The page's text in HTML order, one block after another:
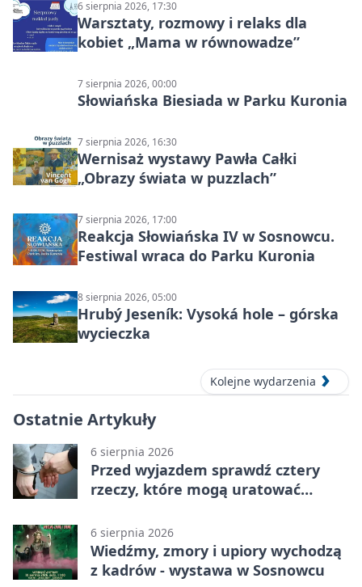
6 sierpnia 2026, 17:30
Warsztaty, rozmowy i relaks dla
kobiet „Mama w równowadze”
7 sierpnia 2026, 00:00
Słowiańska Biesiada w Parku Kuronia
7 sierpnia 2026, 16:30
Wernisaż wystawy Pawła Całki
„Obrazy świata w puzzlach”
7 sierpnia 2026, 17:00
Reakcja Słowiańska IV w Sosnowcu.
Festiwal wraca do Parku Kuronia
8 sierpnia 2026, 05:00
Hrubý Jeseník: Vysoká hole – górska
wycieczka
Kolejne wydarzenia
Ostatnie Artykuły
6 sierpnia 2026
Przed wyjazdem sprawdź cztery
rzeczy, które mogą uratować
6 sierpnia 2026
Wiedźmy, zmory i upiory wychodzą
z kadrów - wystawa w Sosnowcu